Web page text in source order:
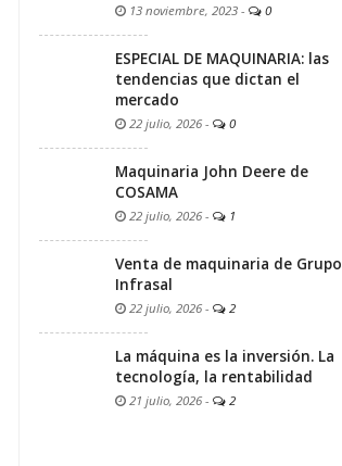
13 noviembre, 2023 - 0
ESPECIAL DE MAQUINARIA: las
tendencias que dictan el
mercado
22 julio, 2026 - 0
Maquinaria John Deere de
COSAMA
22 julio, 2026 - 1
Venta de maquinaria de Grupo
Infrasal
22 julio, 2026 - 2
La máquina es la inversión. La
tecnología, la rentabilidad
21 julio, 2026 - 2